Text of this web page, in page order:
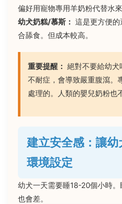
偏好用寵物專用羊奶粉代替水
幼犬奶糕/慕斯： 這是更方便
合舔食。但成本較高。
重要提醒： 絕對不要給幼
不耐症，會導致嚴重腹瀉。
處理的。人類的嬰兒奶粉也
建立安全感：讓
環境設定
幼犬一天需要睡18-20個小時
也會差。